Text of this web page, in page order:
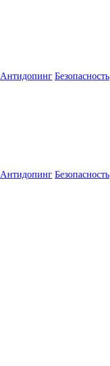
Антидопинг Безопасность
Антидопинг Безопасность